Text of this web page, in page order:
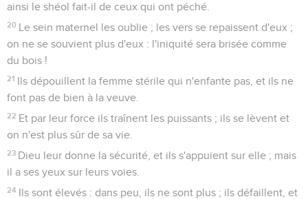
ainsi le shéol fait-il de ceux qui ont péché.
20 Le sein maternel les oublie ; les vers se repaissent d'eux ;
on ne se souvient plus d'eux : l'iniquité sera brisée comme
du bois !
21 Ils dépouillent la femme stérile qui n'enfante pas, et ils ne
font pas de bien à la veuve.
22 Et par leur force ils traînent les puissants ; ils se lèvent et
on n'est plus sûr de sa vie.
23 Dieu leur donne la sécurité, et ils s'appuient sur elle ; mais
il a ses yeux sur leurs voies.
24 Ils sont élevés : dans peu, ils ne sont plus ; ils défaillent, et